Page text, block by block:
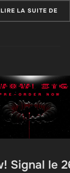
LIRE LA SUITE DE
Signal le